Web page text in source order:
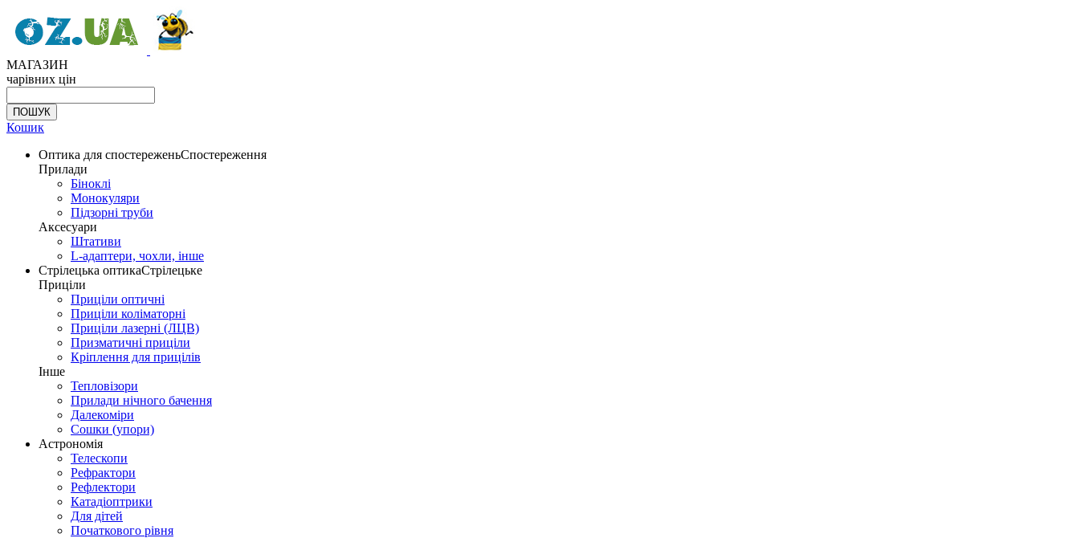
МАГАЗИН
чарівних цін
Кошик
Оптика для спостереженьСпостереження
Прилади
Біноклі
Монокуляри
Підзорні труби
Аксесуари
Штативи
L-адаптери, чохли, інше
Стрілецька оптикаСтрілецьке
Приціли
Приціли оптичні
Приціли коліматорні
Приціли лазерні (ЛЦВ)
Призматичні приціли
Кріплення для прицілів
Інше
Тепловізори
Прилади нічного бачення
Далекоміри
Сошки (упори)
Астрономія
Телескопи
Рефрактори
Рефлектори
Катадіоптрики
Для дітей
Початкового рівня